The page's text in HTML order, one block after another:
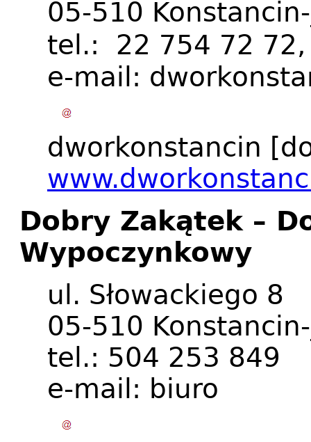
05-510
tel.: 22 754 72
e-mail:
dworkonstancin
Dobry Zakątek –
Wypoczynkowy
ul. Słowackiego 8
05-510
tel.: 504 253 849
e-mail: biuro